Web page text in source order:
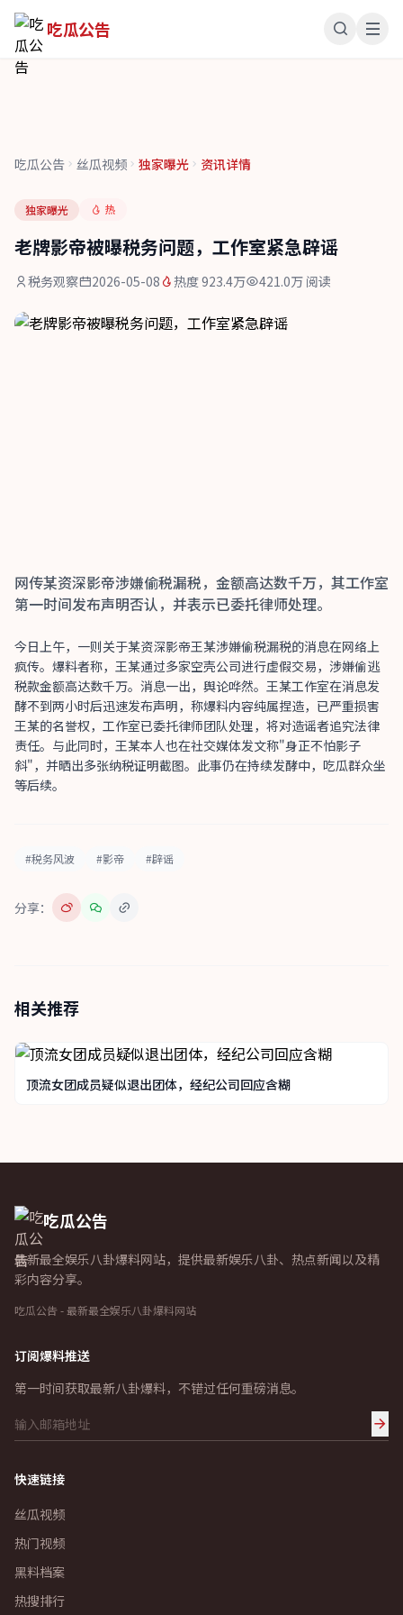
吃瓜公告
吃瓜公告 丝瓜视频 独家曝光 资讯详情
独家曝光 热
老牌影帝被曝税务问题，工作室紧急辟谣
税务观察 2026-05-08 热度 923.4万 421.0万 阅读
网传某资深影帝涉嫌偷税漏税，金额高达数千万，其工作室
第一时间发布声明否认，并表示已委托律师处理。
今日上午，一则关于某资深影帝王某涉嫌偷税漏税的消息在网络上
疯传。爆料者称，王某通过多家空壳公司进行虚假交易，涉嫌偷逃
税款金额高达数千万。消息一出，舆论哗然。王某工作室在消息发
酵不到两小时后迅速发布声明，称爆料内容纯属捏造，已严重损害
王某的名誉权，工作室已委托律师团队处理，将对造谣者追究法律
责任。与此同时，王某本人也在社交媒体发文称"身正不怕影子
斜"，并晒出多张纳税证明截图。此事仍在持续发酵中，吃瓜群众坐
等后续。
#税务风波 #影帝 #辟谣
分享：
相关推荐
顶流女团成员疑似退出团体，经纪公司回应含糊
吃瓜公告
最新最全娱乐八卦爆料网站，提供最新娱乐八卦、热点新闻以及精
彩内容分享。
吃瓜公告 - 最新最全娱乐八卦爆料网站
订阅爆料推送
第一时间获取最新八卦爆料，不错过任何重磅消息。
快速链接
丝瓜视频
热门视频
黑料档案
热搜排行